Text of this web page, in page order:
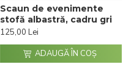
Scaun de evenimente
stofă albastră, cadru gri
125,00 Lei
ADAUGĂ ÎN COŞ